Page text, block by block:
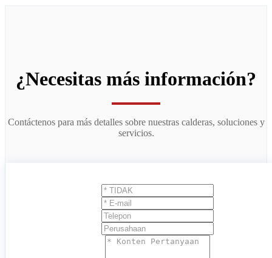
¿Necesitas más información?
Contáctenos para más detalles sobre nuestras calderas, soluciones y
servicios.